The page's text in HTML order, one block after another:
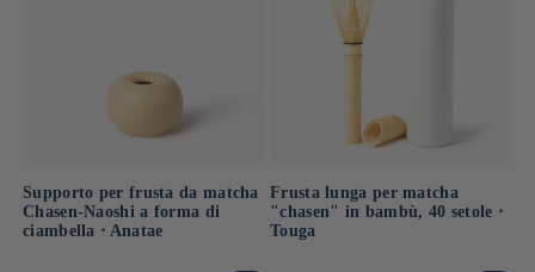
Supporto per frusta da matcha
Chasen-Naoshi a forma di
ciambella ⋅ Anatae
Frusta lunga per matcha
"chasen" in bambù, 40 setole ⋅
Touga